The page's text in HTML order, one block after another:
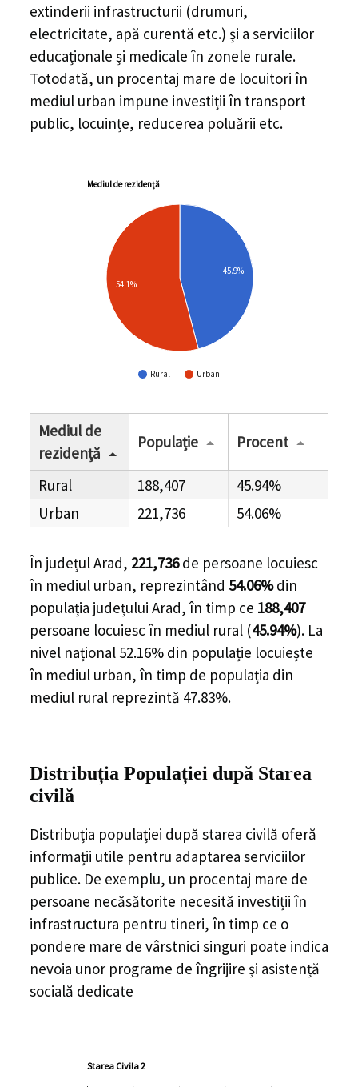
extinderii infrastructurii (drumuri,
electricitate, apă curentă etc.) și a serviciilor
educaționale și medicale în zonele rurale.
Totodată, un procentaj mare de locuitori în
mediul urban impune investiții în transport
public, locuințe, reducerea poluării etc.
Mediul de rezidență
Rural Urban
45.9%
54.1%
Mediul de
rezidență
Populație Procent
Rural 188,407
45.94%
Urban
221,736 54.06%
În județul Arad, 221,736 de persoane locuiesc
în mediul urban, reprezintând 54.06%din
populația județului Arad, în timp ce 188,407
persoane locuiesc în mediul rural (45.94%). La
nivel național 52.16% din populație locuiește
în mediul urban, în timp de populația din
mediul rural reprezintă 47.83%.
Distribuția Populației după Starea
civilă
Distribuția populației după starea civilă oferă
informații utile pentru adaptarea serviciilor
publice. De exemplu, un procentaj mare de
persoane necăsătorite necesită investiții în
infrastructura pentru tineri, în timp ce o
pondere mare de vârstnici singuri poate indica
nevoia unor programe de îngrijire și asistență
socială dedicate
Starea Civila 2